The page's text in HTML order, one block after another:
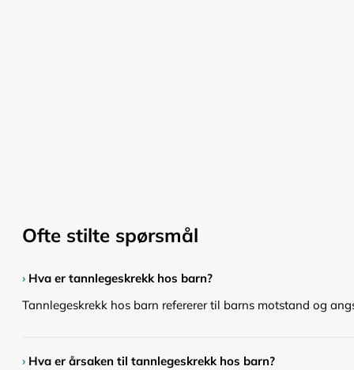
Ofte stilte spørsmål
› Hva er tannlegeskrekk hos barn?
Tannlegeskrekk hos barn refererer til barns motstand og
› Hva er årsaken til tannlegeskrekk hos barn?